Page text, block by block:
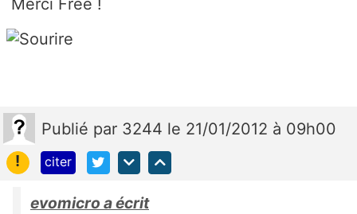
Merci Free !
Publié par 3244 le 21/01/2012 à 09h00
!
citer
evomicro a écrit